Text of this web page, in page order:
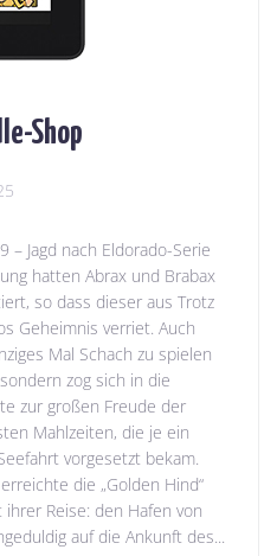
Shop
– Jagd nach Eldorado-Serie
hatten Abrax und Brabax
so dass dieser aus Trotz
Geheimnis verriet. Auch
Mal Schach zu spielen
zog sich in die
zur großen Freude der
Mahlzeiten, die je ein
vorgesetzt bekam.
die „Golden Hind“
Reise: den Hafen von
auf die Ankunft des...